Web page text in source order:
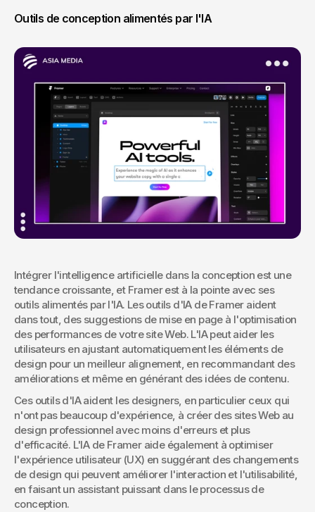
Outils de conception alimentés par l'IA
Intégrer l'intelligence artificielle dans la conception est une
tendance croissante, et Framer est à la pointe avec ses
outils alimentés par l'IA. Les outils d'IA de Framer aident
dans tout, des suggestions de mise en page à l'optimisation
des performances de votre site Web. L'IA peut aider les
utilisateurs en ajustant automatiquement les éléments de
design pour un meilleur alignement, en recommandant des
améliorations et même en générant des idées de contenu.
Ces outils d'IA aident les designers, en particulier ceux qui
n'ont pas beaucoup d'expérience, à créer des sites Web au
design professionnel avec moins d'erreurs et plus
d'efficacité. L'IA de Framer aide également à optimiser
l'expérience utilisateur (UX) en suggérant des changements
de design qui peuvent améliorer l'interaction et l'utilisabilité,
en faisant un assistant puissant dans le processus de
conception.